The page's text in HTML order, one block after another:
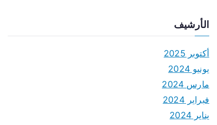
الأرشيف
أكتوبر 2025
يونيو 2024
مارس 2024
فبراير 2024
يناير 2024